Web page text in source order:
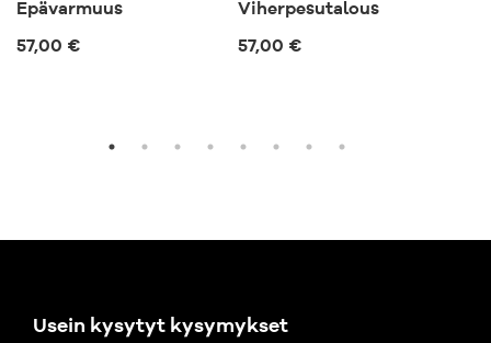
Epävarmuus
57,00 €
Viherpesutalous
57,00 €
Usein kysytyt kysymykset